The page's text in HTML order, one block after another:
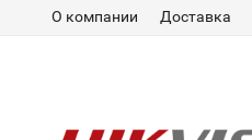
О компании Доставка